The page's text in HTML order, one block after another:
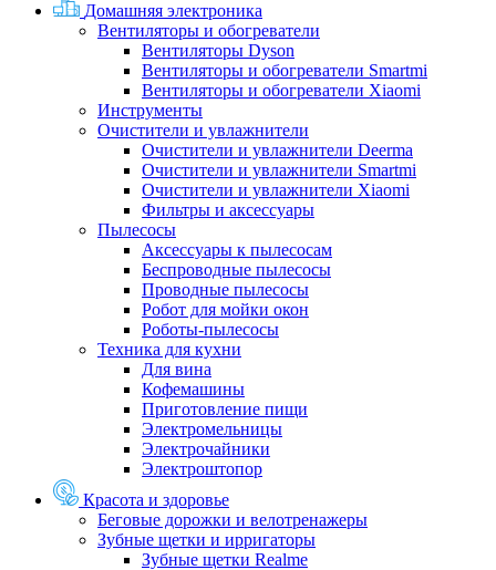
Домашняя электроника
Вентиляторы и обогреватели
Вентиляторы Dyson
Вентиляторы и обогреватели Smartmi
Вентиляторы и обогреватели Xiaomi
Инструменты
Очистители и увлажнители
Очистители и увлажнители Deerma
Очистители и увлажнители Smartmi
Очистители и увлажнители Xiaomi
Фильтры и аксессуары
Пылесосы
Аксессуары к пылесосам
Беспроводные пылесосы
Проводные пылесосы
Робот для мойки окон
Роботы-пылесосы
Техника для кухни
Для вина
Кофемашины
Приготовление пищи
Электромельницы
Электрочайники
Электроштопор
Красота и здоровье
Беговые дорожки и велотренажеры
Зубные щетки и ирригаторы
Зубные щетки Realme